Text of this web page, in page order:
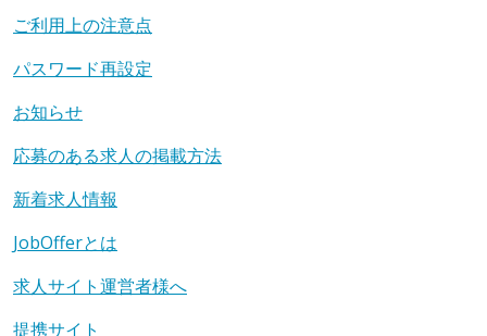
ご利用上の注意点
パスワード再設定
お知らせ
応募のある求人の掲載方法
新着求人情報
JobOfferとは
求人サイト運営者様へ
提携サイト